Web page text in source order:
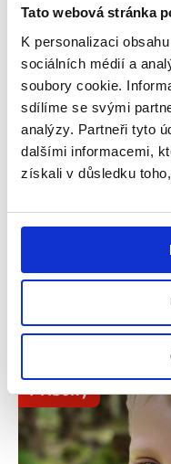
Tato webová stránka
K personalizaci
sociálních médií a
soubory cookie.
sdílíme se svými
analýzy. Partneři tyto
dalšími informacemi,
získali v důsledku
29. 7. 2026
Snažíme se dělat
byla šťastná –
čtyřčlenná rodina –
jejich dvě dcery,
Příběhy